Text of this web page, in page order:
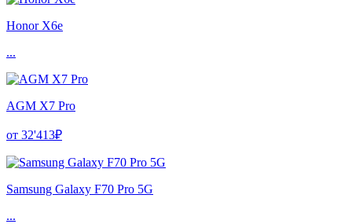
Honor X6e
...
AGM X7 Pro
от 32'413₽
Samsung Galaxy F70 Pro 5G
...